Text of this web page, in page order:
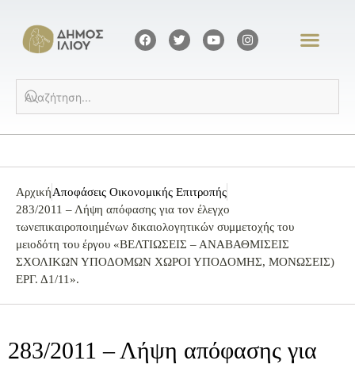
ΑρχικήΑποφάσεις Οικονομικής Επιτροπής
283/2011 – Λήψη απόφασης για τον έλεγχο
τωνεπικαιροποιημένων δικαιολογητικών συμμετοχής του
μειοδότη του έργου «ΒΕΛΤΙΩΣΕΙΣ – ΑΝΑΒΑΘΜΙΣΕΙΣ
ΣΧΟΛΙΚΩΝ ΥΠΟΔΟΜΩΝ ΧΩΡΟΙ ΥΠΟΔΟΜΗΣ, ΜΟΝΩΣΕΙΣ)
ΕΡΓ. Δ1/11».
283/2011 – Λήψη απόφασης για